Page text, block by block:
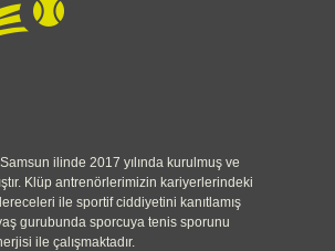
ilinde 2017 yılında kurulmuş ve
Klüp antrenörlerimizin kariyerlerindeki
ile sportif ciddiyetini kanıtlamış
gurubunda sporcuya tenis sporunu
ile çalışmaktadır.